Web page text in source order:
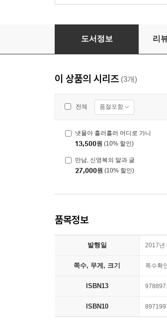
만남, 신영복의 말과 글
도서정보 리
이 상품의 시리즈 (3개)
전체 품절포함
냇물아 흘러흘러 어디로 가니
13,500원 (10% 할인)
만남, 신영복의 말과 글
27,000원 (10% 할인)
품목정보
발행일 2017년
쪽수, 무게, 크기 쪽수확
ISBN13
ISBN10